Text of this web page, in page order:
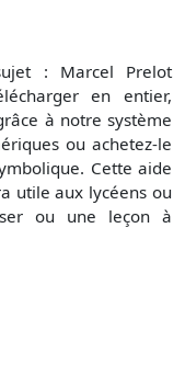
: Marcel Prelot
en entier,
à notre système
ou achetez-le
Cette aide
utile aux lycéens ou
ou une leçon à